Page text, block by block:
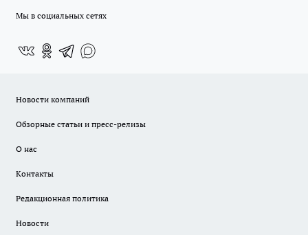
Мы в социальных сетях
Новости компаний
Обзорные статьи и пресс-релизы
О нас
Контакты
Редакционная политика
Новости